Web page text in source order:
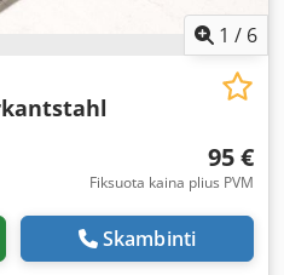
1 / 6
95 €
Fiksuota kaina plius PVM
Skambinti